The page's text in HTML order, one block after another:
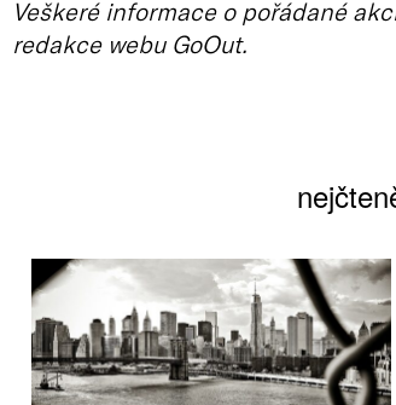
Veškeré informace o pořádané
redakce webu GoOut.